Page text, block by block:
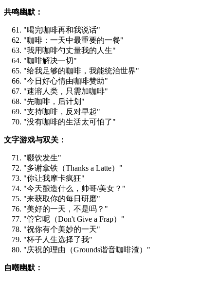
共鸣幽默：
"喝完咖啡再和我说话"
"咖啡：一天中最重要的一餐"
"我用咖啡勺丈量我的人生"
"咖啡解决一切"
"给我足够的咖啡，我能统治世界"
"今日好心情由咖啡赞助"
"速溶人类，只需加咖啡"
"先咖啡，后计划"
"支持咖啡，反对早起"
"没有咖啡的生活太可怕了"
文字游戏与双关：
"啜饮发生"
"多谢拿铁（Thanks a Latte）"
"你让我摩卡疯狂"
"今天酿造什么，帅哥/美女？"
"来获取你的每日研磨"
"美好的一天，不是吗？"
"管它呢（Don't Give a Frap）"
"祝你有个美妙的一天"
"杯子人生选择了我"
"庆祝的理由（Grounds谐音咖啡渣）"
自嘲幽默：